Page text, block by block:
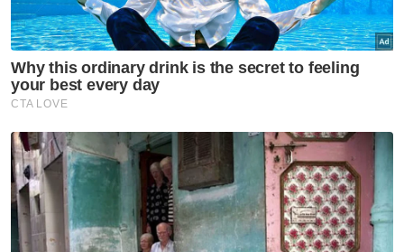
Menyedari impak buruk kes terbabit kepada
imej ATM, Menteri Pertahanan, Datuk Seri
Mohamed Khaled Nordin pada Ahad tampil
memberi jaminan bahawa kerajaan akan
memulihkan kepercayaan bangsa dan